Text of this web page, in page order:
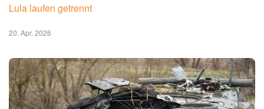
Lula laufen getrennt
20. Apr. 2026